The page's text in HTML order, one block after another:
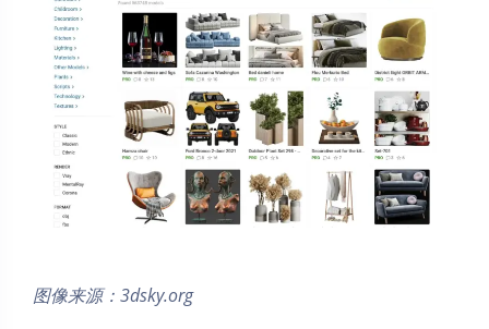
图像来源：3dsky.org